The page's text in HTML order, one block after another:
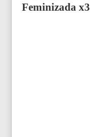
Feminizada x3